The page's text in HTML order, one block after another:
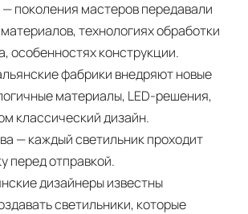
— поколения мастеров передавали
технологиях обработки
особенностях конструкции.
фабрики внедряют новые
материалы, LED-решения,
классический дизайн.
— каждый светильник проходит
перед отправкой.
дизайнеры известны
светильники, которые